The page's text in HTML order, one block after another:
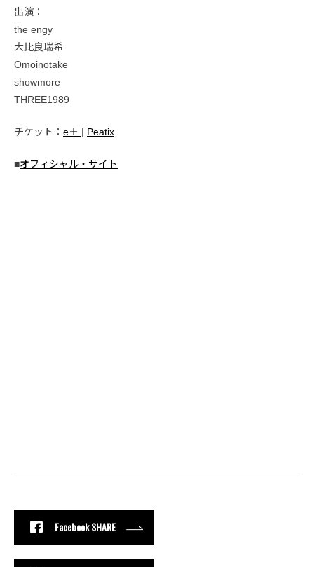
出演：
the engy
大比良瑞希
Omoinotake
showmore
THREE1989
チケット： e＋ | Peatix
■オフィシャル・サイト
Facebook SHARE